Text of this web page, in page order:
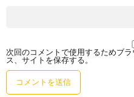
次回のコメントで使用するためブ
ス、サイトを保存する。